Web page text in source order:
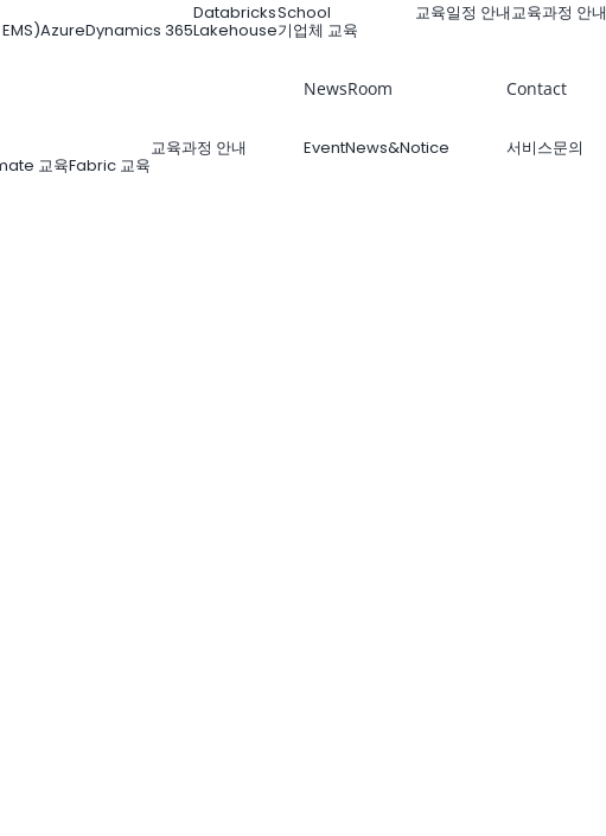
AzureDynamics 365
Databricks
Lakehouse
School
기업체 교육
교육일정 안내교육과정 안내
교육Fabric 교육
교육과정 안내
NewsRoom
EventNews&Notice
Contact
서비스문의